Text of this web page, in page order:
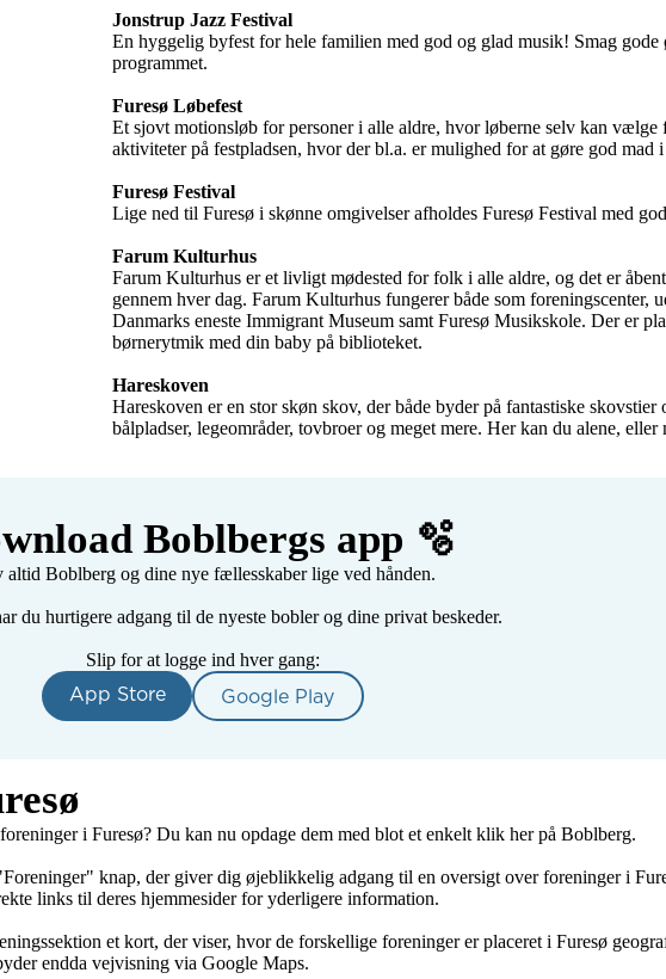
Jonstrup Jazz Festival
En hyggelig byfest for hele familien med god og glad musik! Smag
programmet.
Furesø Løbefest
Et sjovt motionsløb for personer i alle aldre, hvor løberne selv kan
aktiviteter på festpladsen, hvor der bl.a. er mulighed for at gøre god mad
Furesø Festival
Lige ned til Furesø i skønne omgivelser afholdes Furesø Festival med
Farum Kulturhus
Farum Kulturhus er et livligt mødested for folk i alle aldre, og det er
gennem hver dag. Farum Kulturhus fungerer både som foreningscenter,
Danmarks eneste Immigrant Museum samt Furesø Musikskole. Der er
børnerytmik med din baby på biblioteket.
Hareskoven
Hareskoven er en stor skøn skov, der både byder på fantastiske
bålpladser, legeområder, tovbroer og meget mere. Her kan du alene,
Boblbergs app 🫧
altid Boblberg og dine nye fællesskaber lige ved hånden.
du hurtigere adgang til de nyeste bobler og dine privat beskeder.
Slip for at logge ind hver gang:
App Store Google Play
i Furesø? Du kan nu opdage dem med blot et enkelt klik her på Boblberg.
knap, der giver dig øjeblikkelig adgang til en oversigt over foreninger i
links til deres hjemmesider for yderligere information.
et kort, der viser, hvor de forskellige foreninger er placeret i Furesø
endda vejvisning via Google Maps.